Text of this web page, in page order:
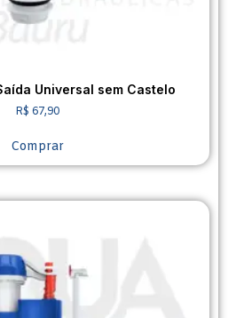
Universal sem Castelo
R$ 67,90
Comprar